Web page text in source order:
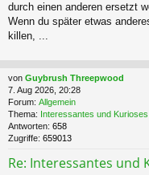
durch einen anderen ersetzt
Wenn du später etwas
killen, ...
von Guybrush Threepwood
7. Aug 2026, 20:28
Forum: Allgemein
Thema: Interessantes und
Antworten: 658
Zugriffe: 659013
Re: Interessantes und